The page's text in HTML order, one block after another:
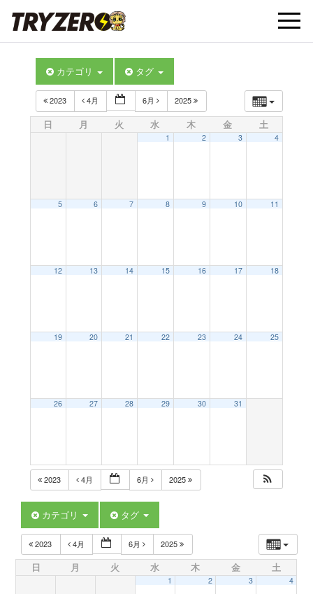
t
t
i
カテゴリ タグ
2023 4月 6月 2025
日 月 火 水 木 金 土
1 2 3 4
5 6 7 8 9 10 11
12 13 14 15 16 17 18
19 20 21 22 23 24 25
26 27 28 29 30 31
2023 4月 6月 2025
カテゴリ タグ
2023 4月 6月 2025
日 月 火 水 木 金 土
1 2 3 4